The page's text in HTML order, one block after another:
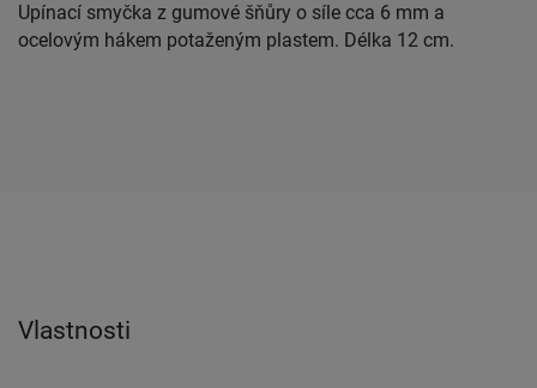
Upínací smyčka z gumové šňůry o síle cca 6 mm a
ocelovým hákem potaženým plastem. Délka 12 cm.
Vlastnosti